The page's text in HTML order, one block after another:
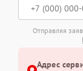
Отправляя
Адрес